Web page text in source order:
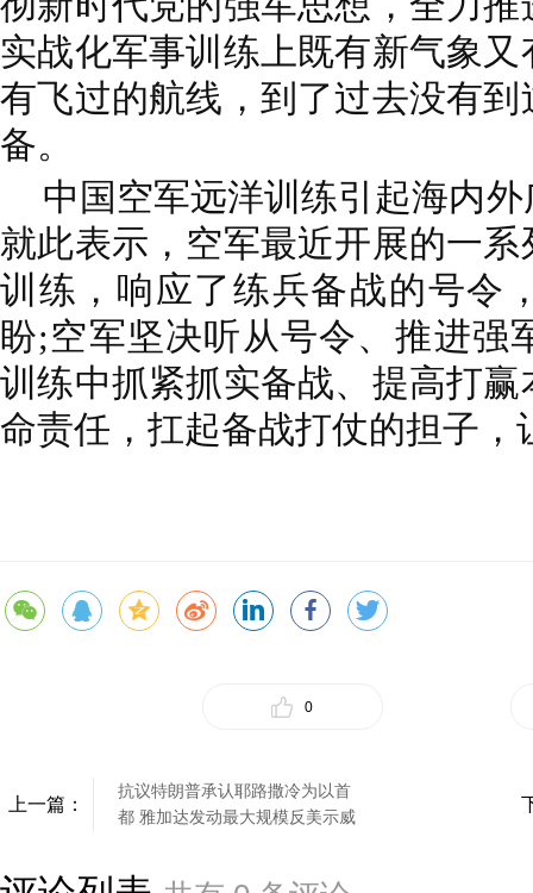
实战化军事训练上既有新气象
有飞过的航线，到了过去没有
备。
中国空军远洋训练引起海内
就此表示，空军最近开展的一
训练，响应了练兵备战的号令
盼;空军坚决听从号令、推进强
训练中抓紧抓实备战、提高打
命责任，扛起备战打仗的担子，
0
上一篇：
抗议特朗普承认耶路撒冷为以首
都 雅加达发动最大规模反美示威